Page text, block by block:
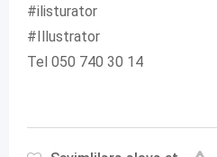
#ilisturator
#Illustrator
Tel 050 740 30 14